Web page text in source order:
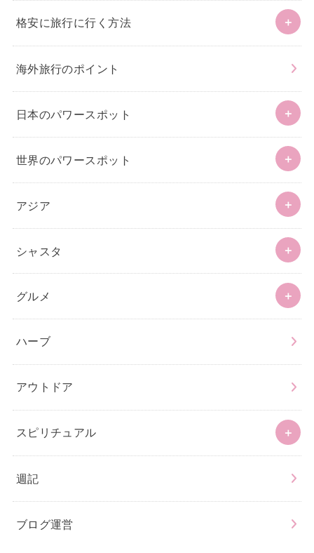
格安に旅行に行く方法
海外旅行のポイント
日本のパワースポット
世界のパワースポット
アジア
シャスタ
グルメ
ハーブ
アウトドア
スピリチュアル
週記
ブログ運営